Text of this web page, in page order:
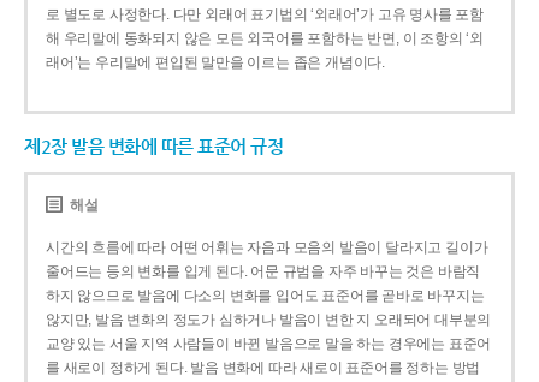
로 별도로 사정한다. 다만 외래어 표기법의 ‘외래어’가 고유 명사를 포함
해 우리말에 동화되지 않은 모든 외국어를 포함하는 반면, 이 조항의 ‘외
래어’는 우리말에 편입된 말만을 이르는 좁은 개념이다.
제2장 발음 변화에 따른 표준어 규정
해설
시간의 흐름에 따라 어떤 어휘는 자음과 모음의 발음이 달라지고 길이가
줄어드는 등의 변화를 입게 된다. 어문 규범을 자주 바꾸는 것은 바람직
하지 않으므로 발음에 다소의 변화를 입어도 표준어를 곧바로 바꾸지는
않지만, 발음 변화의 정도가 심하거나 발음이 변한 지 오래되어 대부분의
교양 있는 서울 지역 사람들이 바뀐 발음으로 말을 하는 경우에는 표준어
를 새로이 정하게 된다. 발음 변화에 따라 새로이 표준어를 정하는 방법